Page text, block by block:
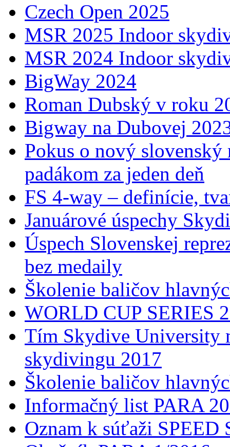
Czech Open 2025
MSR 2025 Indoor
MSR 2024 Indoor
BigWay 2024
Roman Dubský v roku
Bigway na Dubovej
Pokus o nový
padákom za jeden deň
FS 4-way – definície,
Januárové úspechy
Úspech Slovenskej
bez medaily
Školenie baličov
WORLD CUP SERIES
Tím Skydive University
skydivingu 2017
Školenie baličov
Informačný list PARA
Oznam k súťaži SPEED